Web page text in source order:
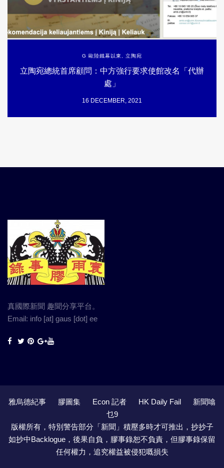
G 歐陸鐵幕以東, 立陶宛
立陶宛總統首席顧問：中方強行要求使館改名「代辦
處」
16 DECEMBER, 2021
真國際新聞 趣聞分享平台。
Email: info [at] gaus [dot] ee
雅烏德紀事 膠圖集 Econ 記者 HK Daily Fail
新聞噏
乜9
版權所有，特別警告部分「新聞」積壓多時才可推出，抄抄子
如抄中Backlogue，後果自負，膠事錄恕不負責，但膠事錄保留
任何權力，追究權益被侵犯嘅損失